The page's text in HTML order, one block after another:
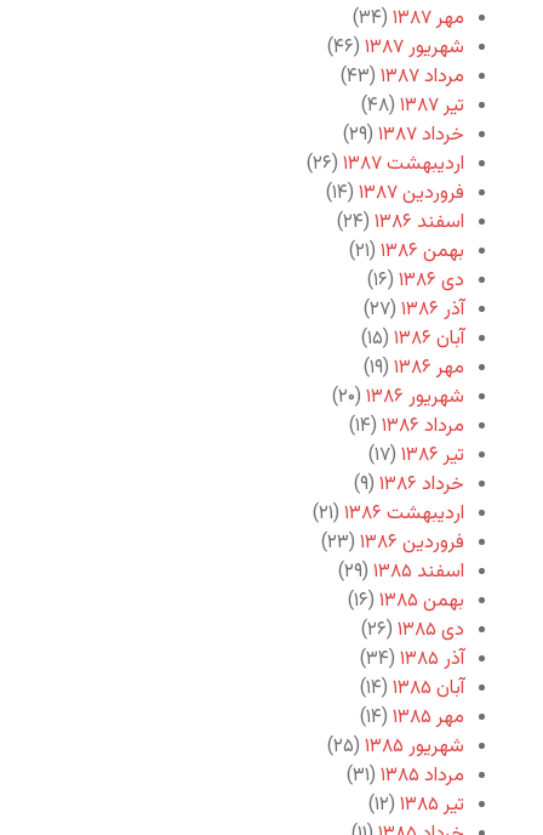
مهر ۱۳۸۷
(۳۴)
شهریور ۱۳۸۷
(۴۶)
مرداد ۱۳۸۷
(۴۳)
تیر ۱۳۸۷
(۴۸)
خرداد ۱۳۸۷
(۲۹)
اردیبهشت ۱۳۸۷
(۲۶)
فروردین ۱۳۸۷
(۱۴)
اسفند ۱۳۸۶
(۲۴)
بهمن ۱۳۸۶
(۲۱)
دی ۱۳۸۶
(۱۶)
آذر ۱۳۸۶
(۲۷)
آبان ۱۳۸۶
(۱۵)
مهر ۱۳۸۶
(۱۹)
شهریور ۱۳۸۶
(۲۰)
مرداد ۱۳۸۶
(۱۴)
تیر ۱۳۸۶
(۱۷)
خرداد ۱۳۸۶
(۹)
اردیبهشت ۱۳۸۶
(۲۱)
فروردین ۱۳۸۶
(۲۳)
اسفند ۱۳۸۵
(۲۹)
بهمن ۱۳۸۵
(۱۶)
دی ۱۳۸۵
(۲۶)
آذر ۱۳۸۵
(۳۴)
آبان ۱۳۸۵
(۱۴)
مهر ۱۳۸۵
(۱۴)
شهریور ۱۳۸۵
(۲۵)
مرداد ۱۳۸۵
(۳۱)
تیر ۱۳۸۵
(۱۲)